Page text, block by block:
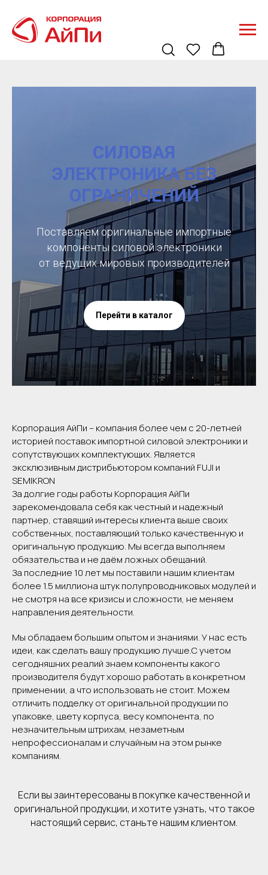
СИЛОВАЯ
ЭЛЕКТРОНИКА БЕЗ
ОГРАНИЧЕНИЙ
Поставляем оригинальные импортные
компоненты силовой электроники
от ведущих мировых производителей
Перейти в каталог
Корпорация АйПи – компания более чем с 20-летней
историей поставок импортной силовой электроники и
сопутствующих комплектующих. Является
эксклюзивным дистрибьютором компаний FUJI и
SEMIKRON
За долгие годы работы Корпорация АйПи
зарекомендовала себя как честный и надежный
партнер, ставящий интересы клиента выше своих
собственных, поставляющий только качественную и
оригинальную продукцию. Мы всегда выполняем
обязательства и не даём ложных обещаний.
За последние 10 лет мы поставили нашим клиентам
более 1.5 миллиона штук полупроводниковых модулей и
не смотря на все кризисы и сложности, не меняем
направления деятельности.
Мы обладаем большим опытом и знаниями. У нас есть
идеи, как сделать вашу продукцию лучше.С учетом
сегодняшних реалий знаем компоненты какого
производителя будут хорошо работать в конкретном
применении, а что использовать не стоит. Можем
отличить подделку от оригинальной продукции по
упаковке, цвету корпуса, весу компонента, по
незначительным штрихам, незаметным
непрофессионалам и случайным на этом рынке
компаниям.
Если вы заинтересованы в покупке качественной и
оригинальной продукции, и хотите узнать, что такое
настоящий сервис, станьте нашим клиентом.